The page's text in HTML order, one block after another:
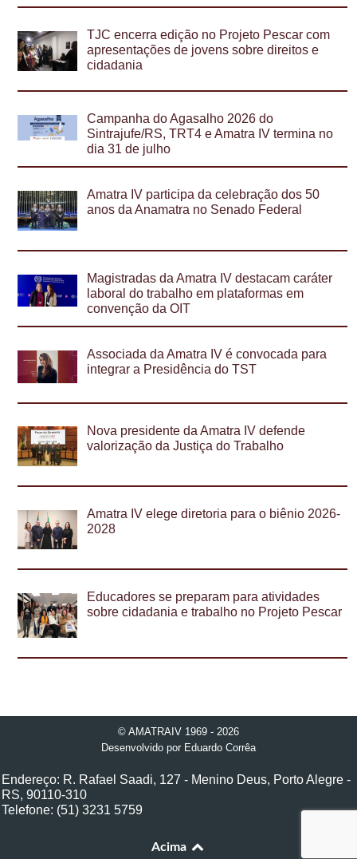
TJC encerra edição no Projeto Pescar com
apresentações de jovens sobre direitos e
cidadania
Campanha do Agasalho 2026 do
Sintrajufe/RS, TRT4 e Amatra IV termina no
dia 31 de julho
Amatra IV participa da celebração dos 50
anos da Anamatra no Senado Federal
Magistradas da Amatra IV destacam caráter
laboral do trabalho em plataformas em
convenção da OIT
Associada da Amatra IV é convocada para
integrar a Presidência do TST
Nova presidente da Amatra IV defende
valorização da Justiça do Trabalho
Amatra IV elege diretoria para o biênio 2026-
2028
Educadores se preparam para atividades
sobre cidadania e trabalho no Projeto Pescar
© AMATRAIV 1969 - 2026
Desenvolvido por Eduardo Corrêa
Endereço: R. Rafael Saadi, 127 - Menino Deus, Porto Alegre -
RS, 90110-310
Telefone: (51) 3231 5759
Acima